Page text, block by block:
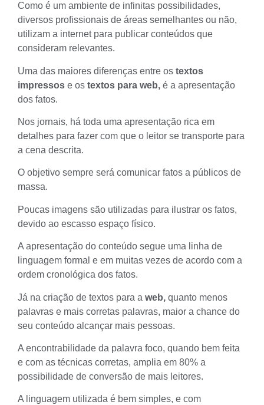
Como é um ambiente de infinitas possibilidades,
diversos profissionais de áreas semelhantes ou não,
utilizam a internet para publicar conteúdos que
consideram relevantes.
Uma das maiores diferenças entre os textos
impressos e os textos para web, é a apresentação
dos fatos.
Nos jornais, há toda uma apresentação rica em
detalhes para fazer com que o leitor se transporte para
a cena descrita.
O objetivo sempre será comunicar fatos a públicos de
massa.
Poucas imagens são utilizadas para ilustrar os fatos,
devido ao escasso espaço físico.
A apresentação do conteúdo segue uma linha de
linguagem formal e em muitas vezes de acordo com a
ordem cronológica dos fatos.
Já na criação de textos para a web, quanto menos
palavras e mais corretas palavras, maior a chance do
seu conteúdo alcançar mais pessoas.
A encontrabilidade da palavra foco, quando bem feita
e com as técnicas corretas, amplia em 80% a
possibilidade de conversão de mais leitores.
A linguagem utilizada é bem simples, e com